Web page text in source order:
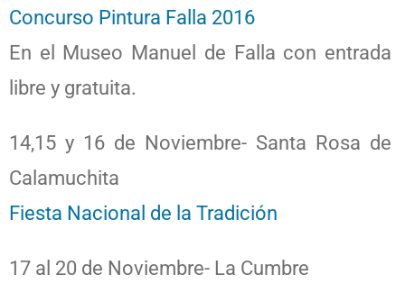
Concurso Pintura Falla 2016
En el Museo Manuel de Falla con entrada
libre y gratuita.
14,15 y 16 de Noviembre- Santa Rosa de
Calamuchita
Fiesta Nacional de la Tradición
17 al 20 de Noviembre- La Cumbre